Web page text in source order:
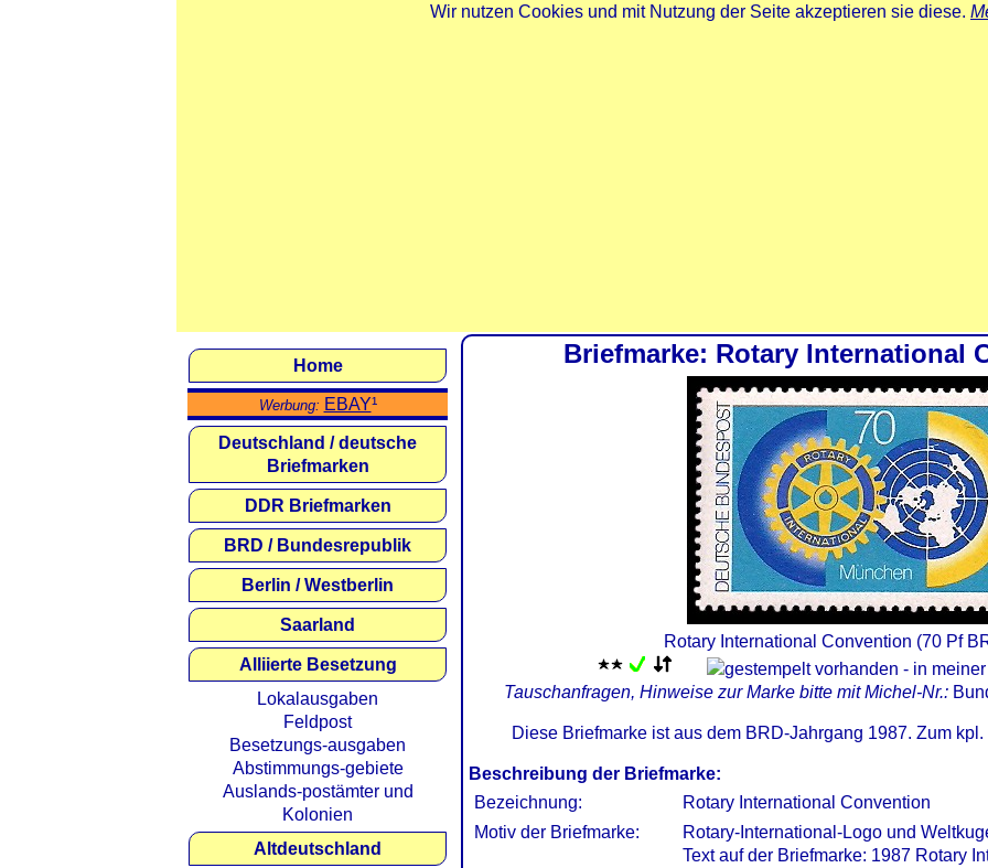
Wir nutzen Cookies und mit Nutzung der Seite akzeptieren sie diese.
Briefmarke: Rotary International
Rotary International Convention (70 Pf
Tauschanfragen, Hinweise zur Marke bitte mit Michel-Nr.:
Diese Briefmarke ist aus dem BRD-Jahrgang 1987. Zum
Beschreibung der Briefmarke:
Bezeichnung:
Rotary International Convention
Motiv der Briefmarke:
Rotary-International-Logo und
Text auf der Briefmarke: 1987 Rotary
Home
Werbung: EBAY¹
Deutschland / deutsche
Briefmarken
DDR Briefmarken
BRD / Bundesrepublik
Berlin / Westberlin
Saarland
Alliierte Besetzung
Lokalausgaben
Feldpost
Besetzungs-ausgaben
Abstimmungs-gebiete
Auslands-postämter und
Kolonien
Altdeutschland